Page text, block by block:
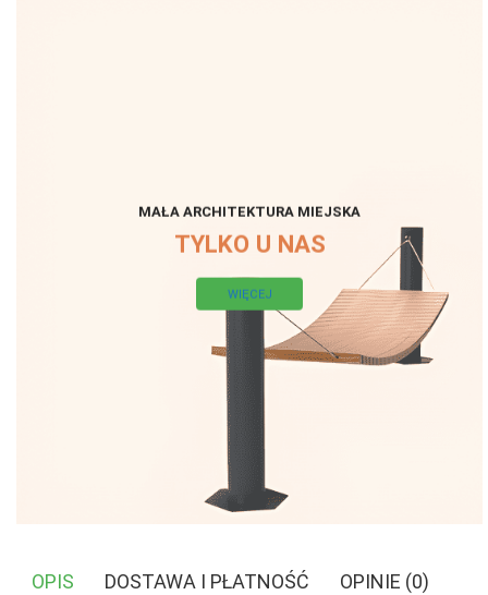
MAŁA ARCHITEKTURA MIEJSKA
TYLKO U NAS
WIĘCEJ
OPIS DOSTAWA I PŁATNOŚĆ OPINIE (0)